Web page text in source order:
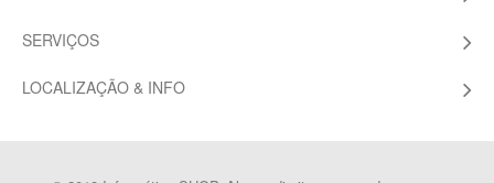
SERVIÇOS
LOCALIZAÇÃO & INFO